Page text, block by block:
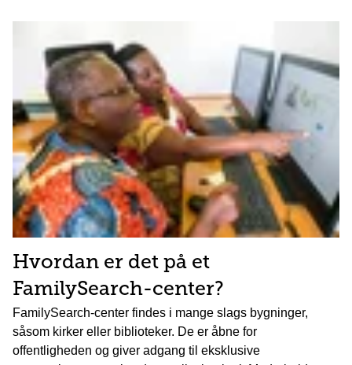
Hvordan er det på et
FamilySearch-center?
FamilySearch-center findes i mange slags bygninger,
såsom kirker eller biblioteker. De er åbne for
offentligheden og giver adgang til eksklusive